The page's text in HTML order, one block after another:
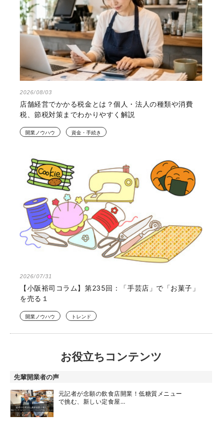
2026/08/03
店舗経営でかかる税金とは？個人・法人の種類や消費
税、節税対策までわかりやすく解説
開業ノウハウ 資金・手続き
2026/07/31
【小阪裕司コラム】第235回：「手芸店」で「お菓子」
を売る１
開業ノウハウ トレンド
お役立ちコンテンツ
先輩開業者の声
元記者が念願の飲食店開業！低糖質メニュー
で挑む、新しい定食屋…